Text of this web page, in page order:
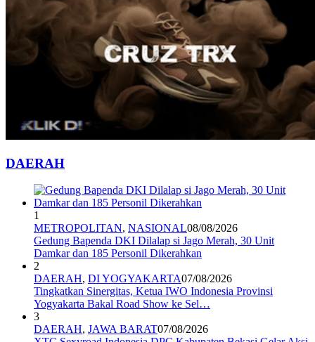
DAERAH
1
METROPOLITAN, NASIONAL08/08/2026
Gedung Bapenda DKI Dilalap si Jago Merah, 30 Unit
Damkar dan 185 Personil Dikerahkan
2
DAERAH, DI YOGYAKARTA07/08/2026
Tingkatkan Sinergitas, Ketua IWO Indonesia Provinsi
Yogyakarta Bakal Road Show ke Sel…
3
DAERAH, JAWA BARAT07/08/2026